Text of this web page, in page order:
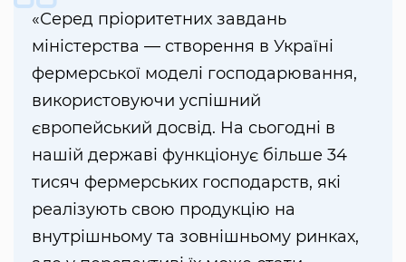
«Серед пріоритетних завдань
міністерства — створення в Україні
фермерської моделі господарювання,
використовуючи успішний
європейський досвід. На сьогодні в
нашій державі функціонує більше 34
тисяч фермерських господарств, які
реалізують свою продукцію на
внутрішньому та зовнішньому ринках,